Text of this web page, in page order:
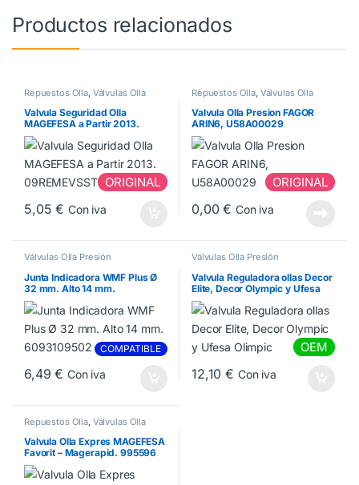
Productos relacionados
Repuestos Olla, Válvulas Olla
Presión
Valvula Seguridad Olla
MAGEFESA a Partir 2013.
09REMEVSSTC
ORIGINAL
5,05€ Con iva
Repuestos Olla, Válvulas Olla
Presión
Valvula Olla Presion FAGOR
ARIN6, U58A00029
ORIGINAL
0,00€ Con iva
Válvulas Olla Presión
Junta Indicadora WMF Plus Ø
32 mm. Alto 14 mm.
6093109502
COMPATIBLE
6,49€ Con iva
Válvulas Olla Presión
Valvula Reguladora ollas Decor
Elite, Decor Olympic y Ufesa
Olimpic
OEM
12,10€ Con iva
Repuestos Olla, Válvulas Olla
Presión
Valvula Olla Expres MAGEFESA
Favorit – Magerapid. 995596